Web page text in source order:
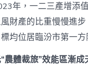
，一二三產增添值
財產的比重慢慢進
均位居臨汾市第一
農體裁旅”效能區漸成